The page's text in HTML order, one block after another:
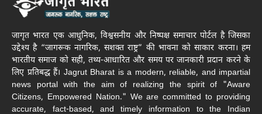
जागृत भारत एक आधुनिक, विश्वसनीय और निष्पक्ष समाचार पोर्टल है जिसका
उद्देश्य है “जागरूक नागरिक, सशक्त राष्ट्र” की भावना को साकार करना। हम
भारतीय समाज को सही, तथ्य-आधारित और समय पर जानकारी प्रदान करने के
लिए प्रतिबद्ध हैं। Jagrut Bharat is a modern, reliable, and impartial
news portal with the aim of realizing the spirit of "Aware
Citizens, Empowered Nation." We are committed to providing
accurate, fact-based, and timely information to the Indian